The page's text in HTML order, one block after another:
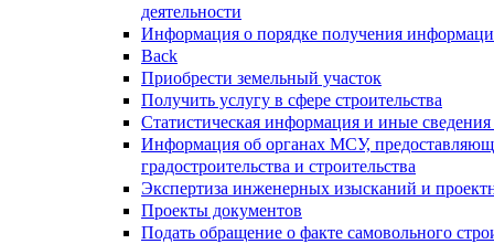
деятельности
Информация о порядке получения
Back
Приобрести земельный участок
Получить услугу в сфере строительства
Статистическая информация и иные сведения
Информация об органах МСУ,
градостроительства и строительства
Экспертиза инженерных изысканий и
Проекты документов
Подать обращение о факте самовольного